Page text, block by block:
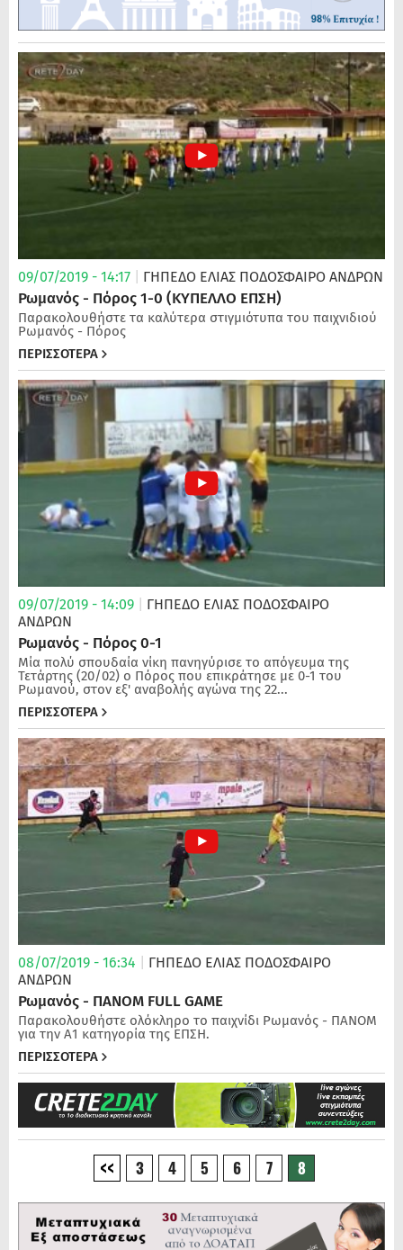
09/07/2019 - 14:17 ΓΗΠΕΔΟ ΕΛΙΑΣ ΠΟΔΌΣΦΑΙΡΟ ΑΝΔΡΏΝ
Ρωμανός - Πόρος 1-0 (ΚΥΠΕΛΛΟ ΕΠΣΗ)
Παρακολουθήστε τα καλύτερα στιγμιότυπα του παιχνιδιού
Ρωμανός - Πόρος
ΠΕΡΙΣΣΟΤΕΡΑ
09/07/2019 - 14:09 ΓΗΠΕΔΟ ΕΛΙΑΣ ΠΟΔΌΣΦΑΙΡΟ
ΑΝΔΡΏΝ
Ρωμανός - Πόρος 0-1
Μία πολύ σπουδαία νίκη πανηγύρισε το απόγευμα της
Τετάρτης (20/02) ο Πόρος που επικράτησε με 0-1 του
Ρωμανού, στον εξ' αναβολής αγώνα της 22...
ΠΕΡΙΣΣΟΤΕΡΑ
08/07/2019 - 16:34 ΓΗΠΕΔΟ ΕΛΙΑΣ ΠΟΔΌΣΦΑΙΡΟ
ΑΝΔΡΏΝ
Ρωμανός - ΠΑΝΟΜ FULL GAME
Παρακολουθήστε ολόκληρο το παιχνίδι Ρωμανός - ΠΑΝΟΜ
για την Α1 κατηγορία της ΕΠΣΗ.
ΠΕΡΙΣΣΟΤΕΡΑ
3 4 5 6 7 8